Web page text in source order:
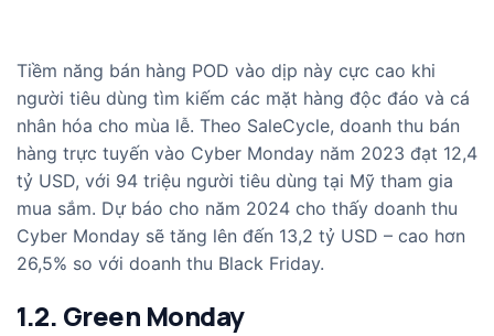
Tiềm năng bán hàng POD vào dịp này cực cao khi
người tiêu dùng tìm kiếm các mặt hàng độc đáo và cá
nhân hóa cho mùa lễ. Theo SaleCycle, doanh thu bán
hàng trực tuyến vào Cyber Monday năm 2023 đạt 12,4
tỷ USD, với 94 triệu người tiêu dùng tại Mỹ tham gia
mua sắm. Dự báo cho năm 2024 cho thấy doanh thu
Cyber Monday sẽ tăng lên đến 13,2 tỷ USD – cao hơn
26,5% so với doanh thu Black Friday.
1.2. Green Monday